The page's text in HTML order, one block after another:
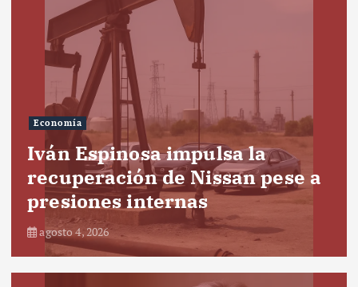
Economía
Iván Espinosa impulsa la
recuperación de Nissan pese a
presiones internas
agosto 4, 2026